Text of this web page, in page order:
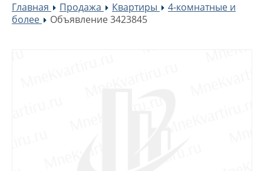
Главная »Продажа »Квартиры »
4-комнатные и
более
»Объявление 3423845